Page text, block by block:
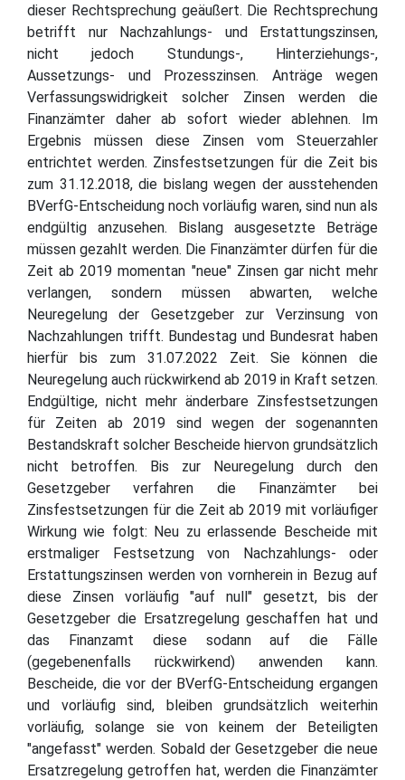
dieser Rechtsprechung geäußert. Die Rechtsprechung
betrifft nur Nachzahlungs- und Erstattungszinsen,
nicht jedoch Stundungs-, Hinterziehungs-,
Aussetzungs- und Prozesszinsen. Anträge wegen
Verfassungswidrigkeit solcher Zinsen werden die
Finanzämter daher ab sofort wieder ablehnen. Im
Ergebnis müssen diese Zinsen vom Steuerzahler
entrichtet werden. Zinsfestsetzungen für die Zeit bis
zum 31.12.2018, die bislang wegen der ausstehenden
BVerfG-Entscheidung noch vorläufig waren, sind nun als
endgültig anzusehen. Bislang ausgesetzte Beträge
müssen gezahlt werden. Die Finanzämter dürfen für die
Zeit ab 2019 momentan "neue" Zinsen gar nicht mehr
verlangen, sondern müssen abwarten, welche
Neuregelung der Gesetzgeber zur Verzinsung von
Nachzahlungen trifft. Bundestag und Bundesrat haben
hierfür bis zum 31.07.2022 Zeit. Sie können die
Neuregelung auch rückwirkend ab 2019 in Kraft setzen.
Endgültige, nicht mehr änderbare Zinsfestsetzungen
für Zeiten ab 2019 sind wegen der sogenannten
Bestandskraft solcher Bescheide hiervon grundsätzlich
nicht betroffen. Bis zur Neuregelung durch den
Gesetzgeber verfahren die Finanzämter bei
Zinsfestsetzungen für die Zeit ab 2019 mit vorläufiger
Wirkung wie folgt: Neu zu erlassende Bescheide mit
erstmaliger Festsetzung von Nachzahlungs- oder
Erstattungszinsen werden von vornherein in Bezug auf
diese Zinsen vorläufig "auf null" gesetzt, bis der
Gesetzgeber die Ersatzregelung geschaffen hat und
das Finanzamt diese sodann auf die Fälle
(gegebenenfalls rückwirkend) anwenden kann.
Bescheide, die vor der BVerfG-Entscheidung ergangen
und vorläufig sind, bleiben grundsätzlich weiterhin
vorläufig, solange sie von keinem der Beteiligten
"angefasst" werden. Sobald der Gesetzgeber die neue
Ersatzregelung getroffen hat, werden die Finanzämter